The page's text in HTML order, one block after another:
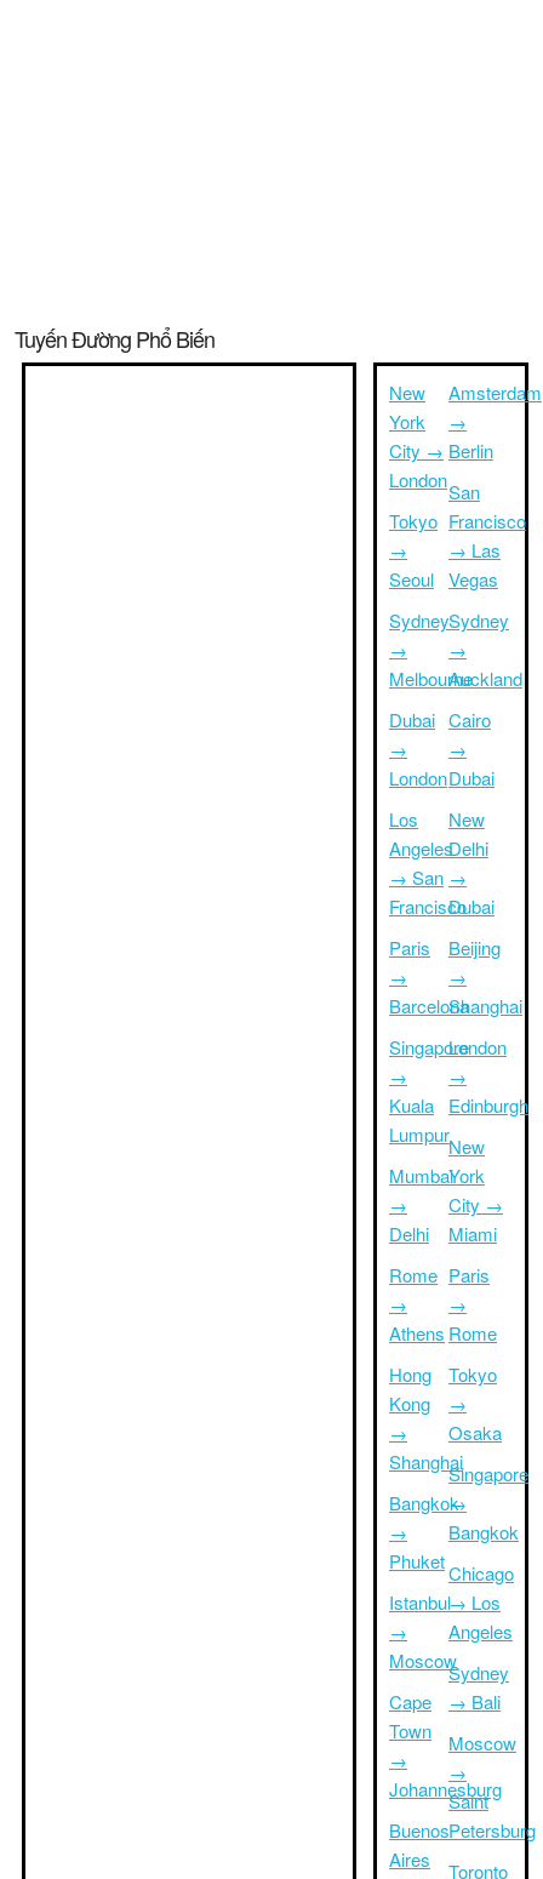
Tuyến Đường Phổ Biến
New
York
City →
London
Tokyo
→
Seoul
Sydney
→
Melbourne
Dubai
→
London
Los
Angeles
→ San
Francisco
Paris
→
Barcelona
Singapore
→
Kuala
Lumpur
Mumbai
→
Delhi
Rome
→
Athens
Hong
Kong
→
Shanghai
Bangkok
→
Phuket
Istanbul
→
Moscow
Cape
Town
→
Johannesburg
Buenos
Aires
Amsterdam
→
Berlin
San
Francisco
→ Las
Vegas
Sydney
→
Auckland
Cairo
→
Dubai
New
Delhi
→
Dubai
Beijing
→
Shanghai
London
→
Edinburgh
New
York
City →
Miami
Paris
→
Rome
Tokyo
→
Osaka
Singapore
→
Bangkok
Chicago
→ Los
Angeles
Sydney
→ Bali
Moscow
→
Saint
Petersburg
Toronto